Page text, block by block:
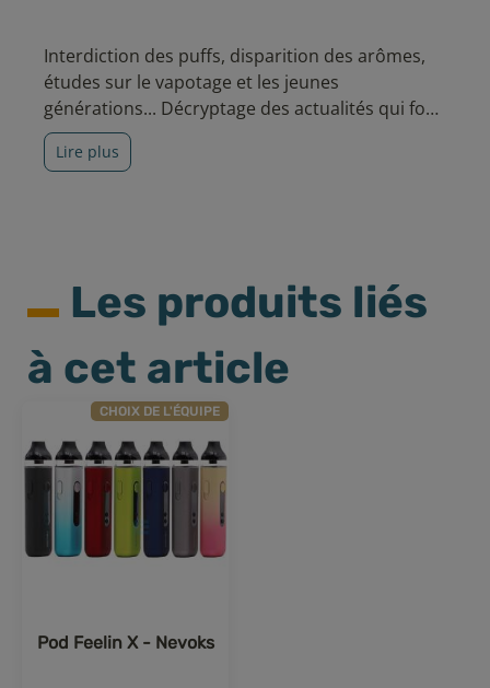
Interdiction des puffs, disparition des arômes,
études sur le vapotage et les jeunes
générations... Décryptage des actualités qui font
parler du vapotage en ce moment.
Lire plus
Les produits liés
à cet article
CHOIX DE L'ÉQUIPE
Pod Feelin X - Nevoks